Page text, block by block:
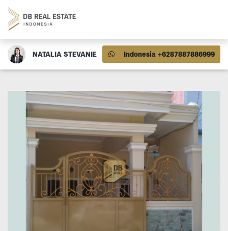
NATALIA STEVANIE Indonesia +6287887886999